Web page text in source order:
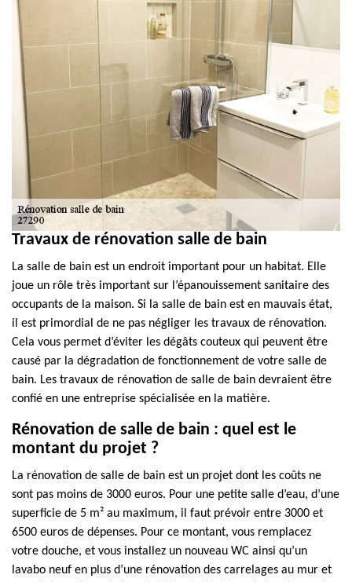
Travaux de rénovation salle de bain
La salle de bain est un endroit important pour un habitat. Elle
joue un rôle très important sur l’épanouissement sanitaire des
occupants de la maison. Si la salle de bain est en mauvais état,
il est primordial de ne pas négliger les travaux de rénovation.
Cela vous permet d’éviter les dégâts couteux qui peuvent être
causé par la dégradation de fonctionnement de votre salle de
bain. Les travaux de rénovation de salle de bain devraient être
confié en une entreprise spécialisée en la matière.
Rénovation de salle de bain : quel est le
montant du projet ?
La rénovation de salle de bain est un projet dont les coûts ne
sont pas moins de 3000 euros. Pour une petite salle d’eau, d’une
superficie de 5 m² au maximum, il faut prévoir entre 3000 et
6500 euros de dépenses. Pour ce montant, vous remplacez
votre douche, et vous installez un nouveau WC ainsi qu’un
lavabo neuf en plus d’une rénovation des carrelages au mur et